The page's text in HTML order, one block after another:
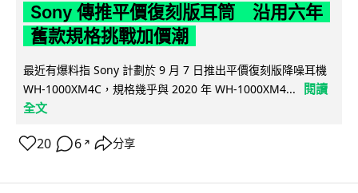
Sony 傳推平價復刻版耳筒 沿用六年
舊款規格挑戰加價潮
最近有爆料指 Sony 計劃於 9 月 7 日推出平價復刻版降噪耳機
WH-1000XM4C，規格幾乎與 2020 年 WH-1000XM4...
閱讀
全文
20 6 ↗ 分享